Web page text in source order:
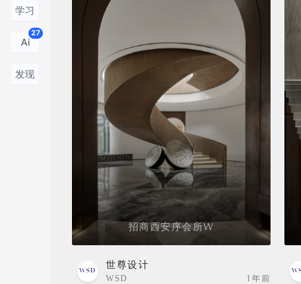
学习
Ai
27
发现
招商西安序会所W
世尊设计
WSD
1年前